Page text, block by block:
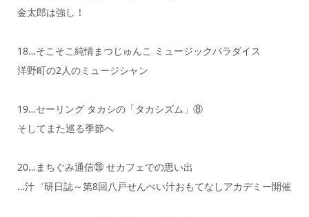
金太郎は強し！
18…そこそこ純情まつじゅんこ ミュージックパラダイス
洋野町の2人のミュージシャン
19…セーリング タカシの「タカシズム」⑧
そしてまた巡る季節へ
20…まちぐみ通信㉘ せカフェでの思い出
…汁゛研日誌～第8回八戸せんべい汁おもてなしアカデミー開催